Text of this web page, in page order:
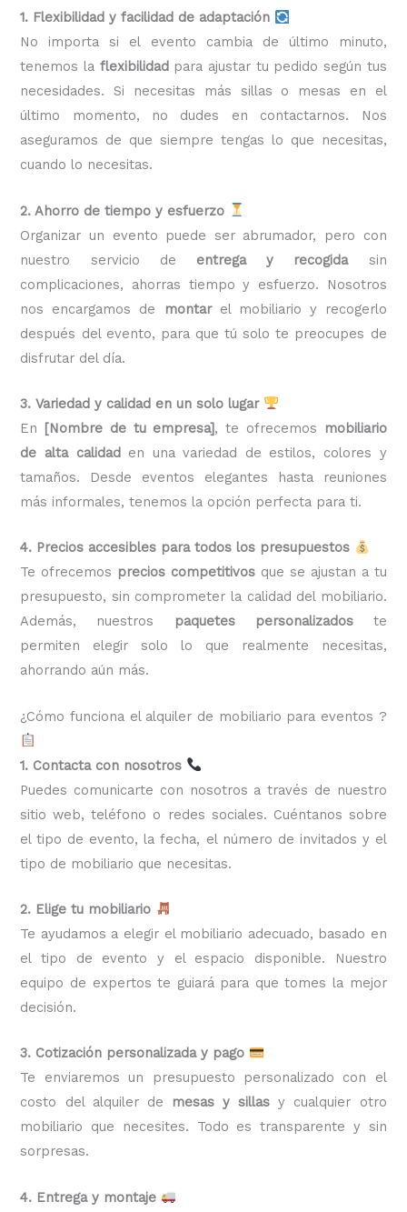
1. Flexibilidad y facilidad de adaptación
No importa si el evento cambia de último minuto,
tenemos la flexibilidadpara ajustar tu pedido según tus
necesidades. Si necesitas más sillas o mesas en el
último momento, no dudes en contactarnos. Nos
aseguramos de que siempre tengas lo que necesitas,
cuando lo necesitas.
2. Ahorro de tiempo y esfuerzo
Organizar un evento puede ser abrumador, pero con
nuestro servicio de entrega y recogidasin
complicaciones, ahorras tiempo y esfuerzo. Nosotros
nos encargamos de
montarel mobiliario y recogerlo
después del evento, para que tú solo te preocupes de
disfrutar del día.
3. Variedad y calidad en un solo lugar
En [Nombre de tu empresa], te ofrecemos
mobiliario
de alta calidaden una variedad de estilos, colores y
tamaños. Desde eventos elegantes hasta reuniones
más informales, tenemos la opción perfecta para ti.
4. Precios accesibles para todos los presupuestos
Te ofrecemos precios competitivos que se ajustan a tu
presupuesto, sin comprometer la calidad del mobiliario.
Además, nuestros
paquetes personalizadoste
permiten elegir solo lo que realmente necesitas,
ahorrando aún más.
¿Cómo funciona el alquiler de mobiliario para eventos ?
1. Contacta con nosotros
Puedes comunicarte con nosotros a través de nuestro
sitio web, teléfono o redes sociales. Cuéntanos sobre
el tipo de evento, la fecha, el número de invitados y el
tipo de mobiliario que necesitas.
2. Elige tu mobiliario
Te ayudamos a elegir el mobiliario adecuado, basado en
el tipo de evento y el espacio disponible. Nuestro
equipo de expertos te guiará para que tomes la mejor
decisión.
3. Cotización personalizada y pago
Te enviaremos un presupuesto personalizado con el
costo del alquiler de
mesas y sillas y cualquier otro
mobiliario que necesites. Todo es transparente y sin
sorpresas.
4. Entrega y montaje